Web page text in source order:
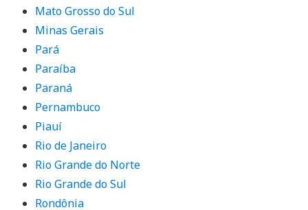
Mato Grosso do Sul
Minas Gerais
Pará
Paraíba
Paraná
Pernambuco
Piauí
Rio de Janeiro
Rio Grande do Norte
Rio Grande do Sul
Rondônia